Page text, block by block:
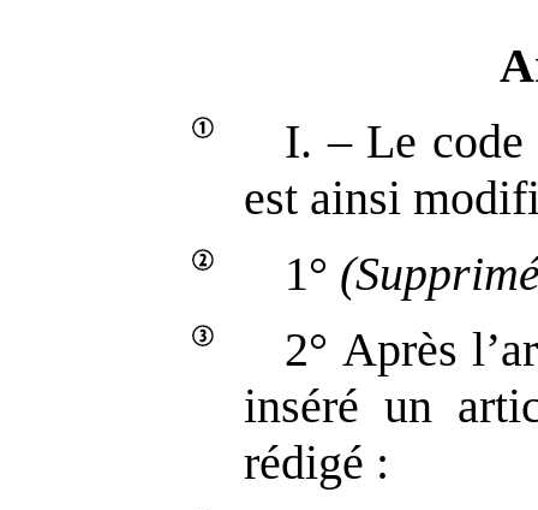
I. – Le code
est ainsi
1°
2° Après
inséré un
rédigé :